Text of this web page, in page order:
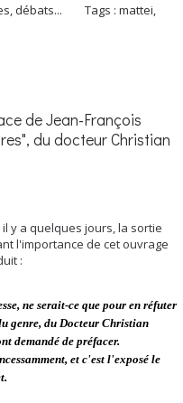
débats... Tags :mattei,
de Jean-François
du docteur Christian
y a quelques jours, la sortie
l'importance de cet ouvrage
:
ne serait-ce que pour en réfuter
genre, du Docteur Christian
demandé de préfacer.
et c'est l'exposé le